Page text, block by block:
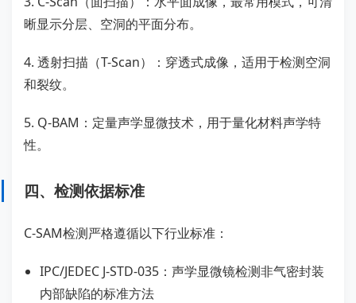
晰显示分层、空洞的平面分布。
4. 透射扫描（T-Scan）：穿透式成像，适用于检测空洞
和裂纹。
5. Q-BAM：定量声学显微技术，用于量化材料声学特
性。
四、检测依据标准
C-SAM检测严格遵循以下行业标准：
IPC/JEDEC J-STD-035：声学显微镜检测非气密封装
内部缺陷的标准方法